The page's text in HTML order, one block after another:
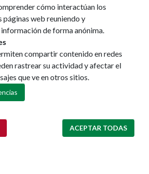
s/n
cómo interactúan los
páginas web reuniendo y
de forma anónima.
compartir contenido en redes
rastrear su actividad y afectar el
que ve en otros sitios.
ACEPTAR TODAS